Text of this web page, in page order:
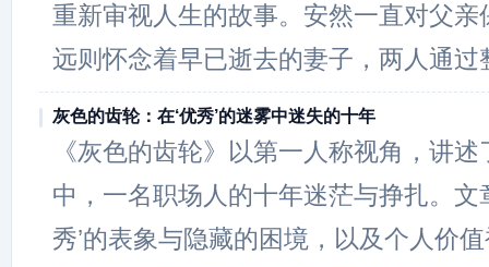
重新审视人生的故事。安然一直对父亲
远则怀念着早已逝去的妻子，两人通过
灰色的齿轮：在‘优秀’的迷雾中迷失的十年
《灰色的齿轮》以第一人称视角，讲
中，一名职场人的十年迷茫与挣扎。文
秀’的表象与隐藏的困境，以及个人价